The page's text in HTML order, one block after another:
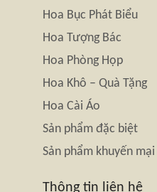
Hoa Bục Phát Biểu
Hoa Tượng Bác
Hoa Phòng Họp
Hoa Khô – Quà Tặng
Hoa Cài Áo
Sản phẩm đặc biệt
Sản phẩm khuyến mại
Thông tin liên hệ